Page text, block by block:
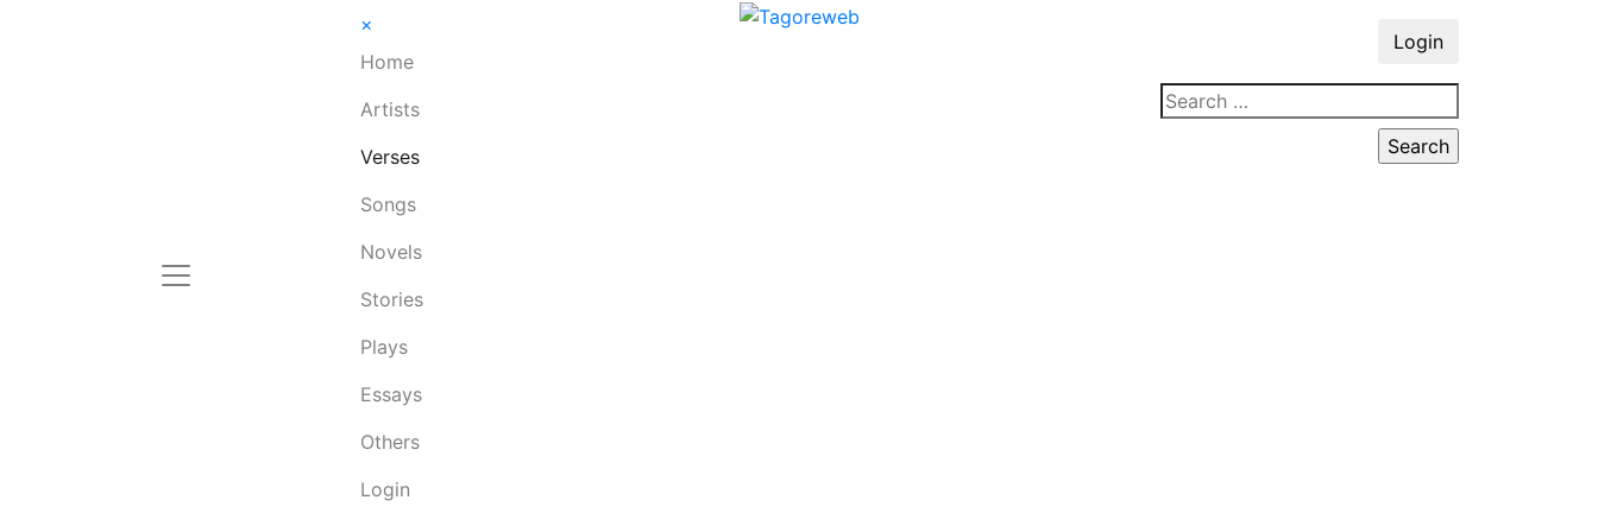
×
Home
Artists
Verses
Songs
Novels
Stories
Plays
Essays
Others
Login
Login